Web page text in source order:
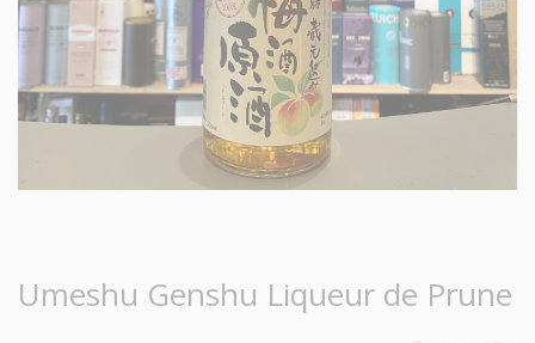
Umeshu Genshu Liqueur de Prune